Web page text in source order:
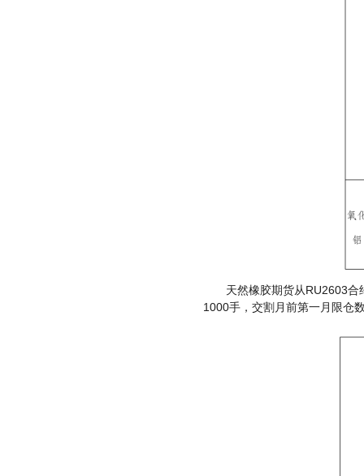
天然橡胶期货从RU2603合
1000手，交割月前第一月限仓